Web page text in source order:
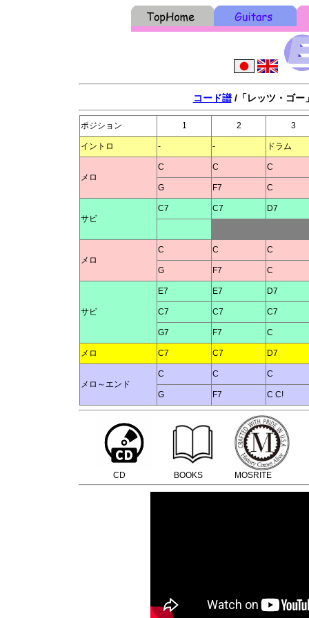
コード譜/「レッツ・ゴー
ポジション 1 2 3
イントロ - - ドラム
メロ
C C C
G F7 C
サビ
C7 C7 D7
メロ
C C C
G F7 C
サビ
E7 E7 D7
C7 C7 C7
G7 F7 C
メロ C7 C7 D7
メロ～エンド
C C C
G F7 C C!
CD BOOKS MOSRITE